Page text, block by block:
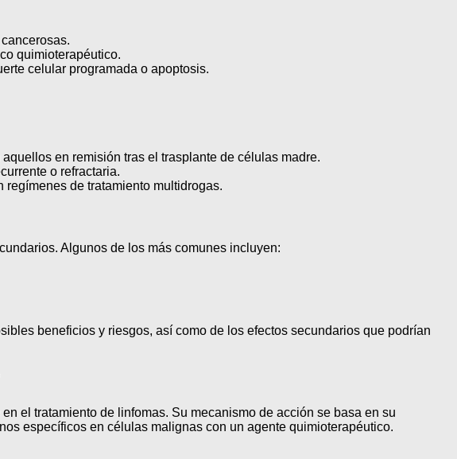
quimioterapéutico.
celular programada o apoptosis.
en remisión tras el trasplante de células madre.
o refractaria.
de tratamiento multidrogas.
Algunos de los más comunes incluyen:
beneficios y riesgos, así como de los efectos secundarios que podrían
el tratamiento de linfomas. Su mecanismo de acción se basa en su
específicos en células malignas con un agente quimioterapéutico.